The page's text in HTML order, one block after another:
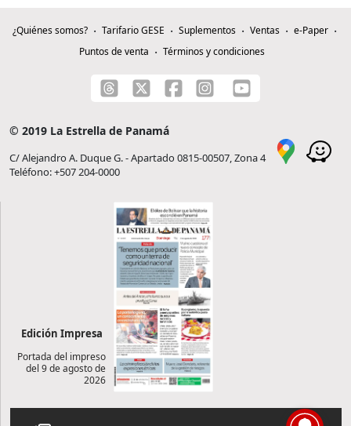
¿Quiénes somos? Tarifario GESE Suplementos Ventas
e-Paper
Puntos de venta
Términos y condiciones
© 2019 La Estrella de Panamá
C/ Alejandro A. Duque G. - Apartado 0815-00507, Zona 4
Teléfono: +507 204-0000
Edición Impresa
Portada del impreso
del 9 de agosto de
2026